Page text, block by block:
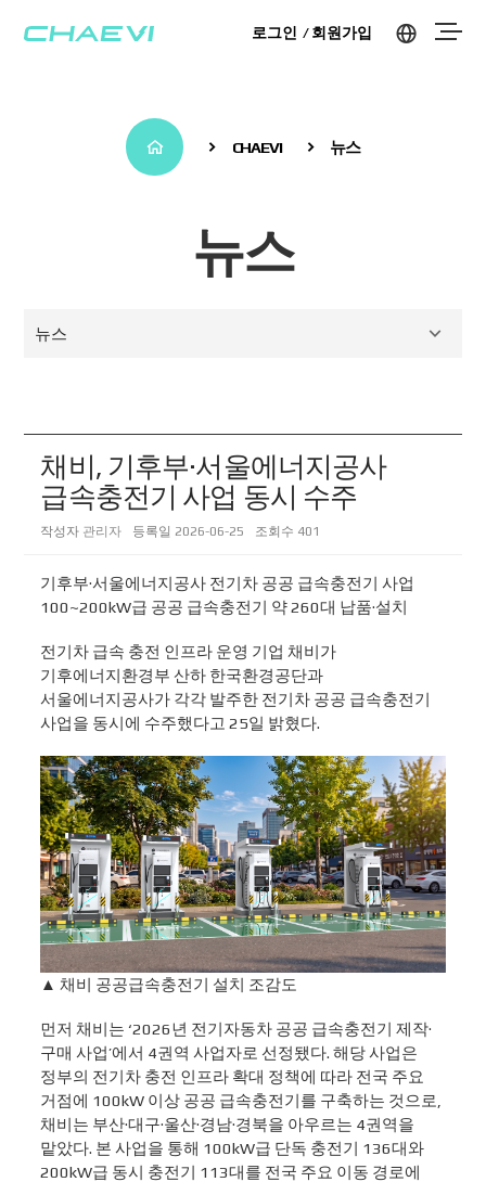
로그인 회원가입
CHAEVI 뉴스
뉴스
뉴스
채비, 기후부·서울에너지공사
급속충전기 사업 동시 수주
작성자 관리자 등록일 2026-06-25 조회수 401
기후부·서울에너지공사 전기차 공공 급속충전기 사업
100~200kW급 공공 급속충전기 약 260대 납품·설치
전기차 급속 충전 인프라 운영 기업 채비가
기후에너지환경부 산하 한국환경공단과
서울에너지공사가 각각 발주한 전기차 공공 급속충전기
사업을 동시에 수주했다고 25일 밝혔다.
▲ 채비 공공급속충전기 설치 조감도
먼저 채비는 ‘2026년 전기자동차 공공 급속충전기 제작·
구매 사업’에서 4권역 사업자로 선정됐다. 해당 사업은
정부의 전기차 충전 인프라 확대 정책에 따라 전국 주요
거점에 100kW 이상 공공 급속충전기를 구축하는 것으로,
채비는 부산·대구·울산·경남·경북을 아우르는 4권역을
맡았다. 본 사업을 통해 100kW급 단독 충전기 136대와
200kW급 동시 충전기 113대를 전국 주요 이동 경로에